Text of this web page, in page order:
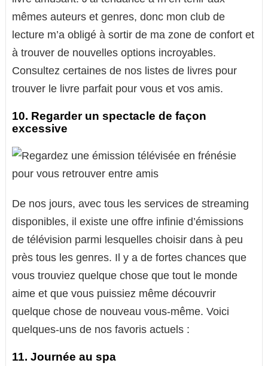
mêmes auteurs et genres, donc mon club de
lecture m’a obligé à sortir de ma zone de confort et
à trouver de nouvelles options incroyables.
Consultez certaines de nos listes de livres pour
trouver le livre parfait pour vous et vos amis.
10. Regarder un spectacle de façon
excessive
De nos jours, avec tous les services de streaming
disponibles, il existe une offre infinie d’émissions
de télévision parmi lesquelles choisir dans à peu
près tous les genres. Il y a de fortes chances que
vous trouviez quelque chose que tout le monde
aime et que vous puissiez même découvrir
quelque chose de nouveau vous-même. Voici
quelques-uns de nos favoris actuels :
11. Journée au spa